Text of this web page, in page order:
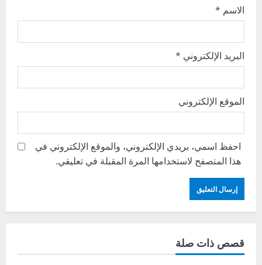
الاسم *
البريد الإلكتروني *
الموقع الإلكتروني
احفظ اسمي، بريدي الإلكتروني، والموقع الإلكتروني في
هذا المتصفح لاستخدامها المرة المقبلة في تعليقي.
قصص ذات صلة